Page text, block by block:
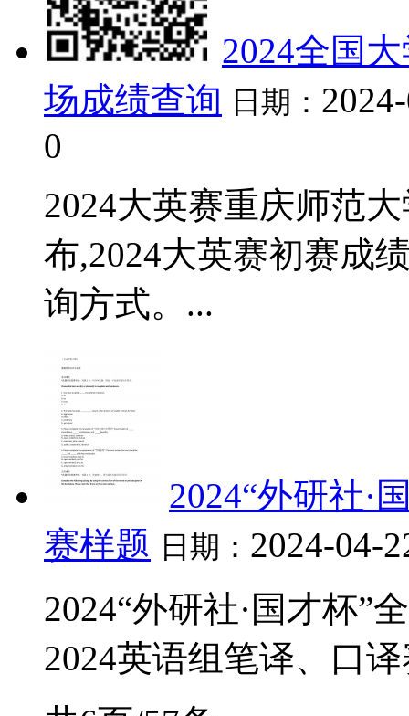
2024全国
场成绩查询 日期：
0
2024大英赛重庆师范
布,2024大英赛初赛成
询方式。...
2024“外研社·
赛样题 日期： 2024-04-
2024“外研社·国才杯”
2024英语组笔译、口